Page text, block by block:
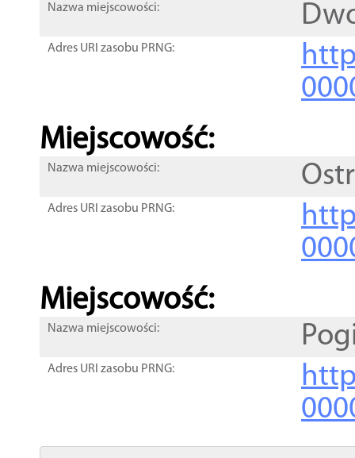
Nazwa miejscowości:
Adres URI zasobu PRNG:
Miejscowość:
Nazwa miejscowości:
Adres URI zasobu PRNG:
Miejscowość:
Nazwa miejscowości:
Adres URI zasobu PRNG: